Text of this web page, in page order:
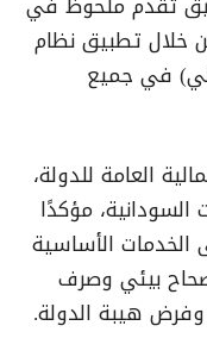
خلال تطبيق نظام
في جميع
العامة للدولة،
مؤكدًا
الصرف خلال عام 2025 على الخدمات الأساسية
بيئي وصرف
هيبة الدولة.